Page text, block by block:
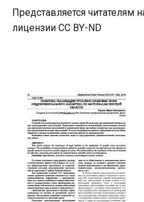
Представляется читателям
лицензии CC BY-ND